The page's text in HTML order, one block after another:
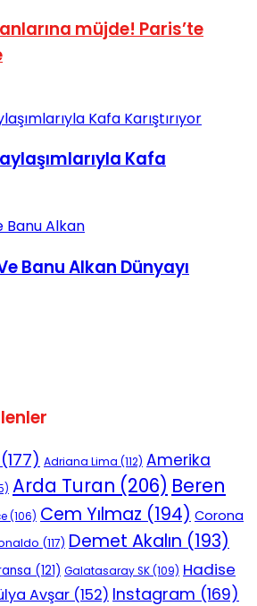
müjde! Paris’te
Kafa
Banu Alkan Dünyayı
(177) Adriana Lima (112) Amerika
Arda Turan (206) Beren
(106) Cem Yılmaz (194) Corona
(117) Demet Akalın (193)
(121) Galatasaray SK(109) Hadise
Avşar (152) Instagram (169)